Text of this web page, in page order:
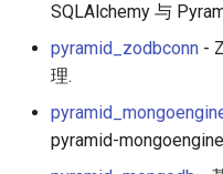
SQLAlchemy 与
pyramid_zodbconn -
理.
pyramid-